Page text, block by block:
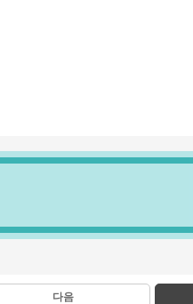
다음